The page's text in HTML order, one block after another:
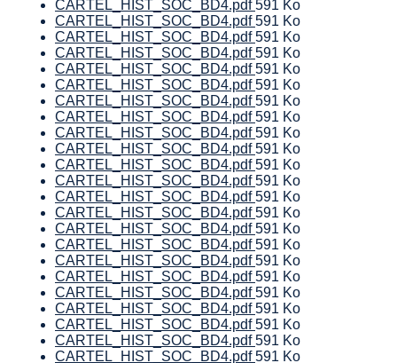
CARTEL_HIST_SOC_BD4.pdf591 Ko
CARTEL_HIST_SOC_BD4.pdf591 Ko
CARTEL_HIST_SOC_BD4.pdf591 Ko
CARTEL_HIST_SOC_BD4.pdf591 Ko
CARTEL_HIST_SOC_BD4.pdf591 Ko
CARTEL_HIST_SOC_BD4.pdf591 Ko
CARTEL_HIST_SOC_BD4.pdf591 Ko
CARTEL_HIST_SOC_BD4.pdf591 Ko
CARTEL_HIST_SOC_BD4.pdf591 Ko
CARTEL_HIST_SOC_BD4.pdf591 Ko
CARTEL_HIST_SOC_BD4.pdf591 Ko
CARTEL_HIST_SOC_BD4.pdf591 Ko
CARTEL_HIST_SOC_BD4.pdf591 Ko
CARTEL_HIST_SOC_BD4.pdf591 Ko
CARTEL_HIST_SOC_BD4.pdf591 Ko
CARTEL_HIST_SOC_BD4.pdf591 Ko
CARTEL_HIST_SOC_BD4.pdf591 Ko
CARTEL_HIST_SOC_BD4.pdf591 Ko
CARTEL_HIST_SOC_BD4.pdf591 Ko
CARTEL_HIST_SOC_BD4.pdf591 Ko
CARTEL_HIST_SOC_BD4.pdf591 Ko
CARTEL_HIST_SOC_BD4.pdf591 Ko
CARTEL_HIST_SOC_BD4.pdf591 Ko